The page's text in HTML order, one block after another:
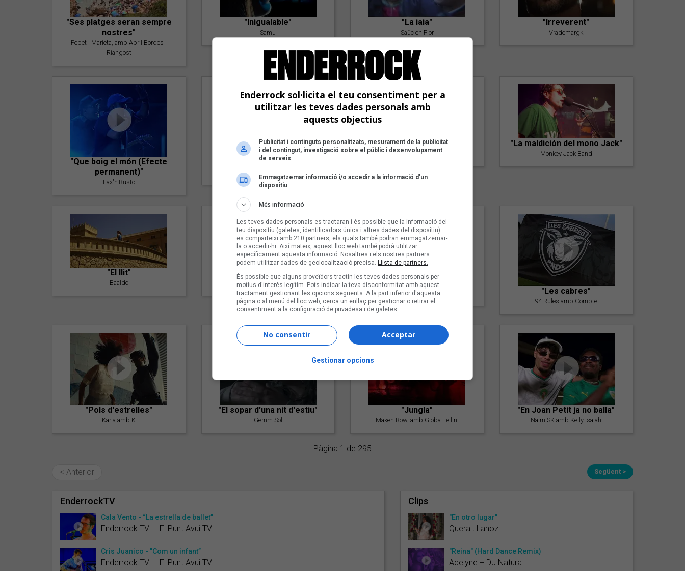
"Ses platges seran sempre
nostres"
Pepet i Marieta, amb Abril Bordes i
Riangost
"Inigualable"
Samu
"La iaia"
Saüc en Flor
"Irreverent"
Vrademargk
"Que boig el món (Efecte
permanent)"
Lax'n'Busto
"Amb tu"
"Postlude To A Kiss"
Goran Levi
"La maldición del mono Jack"
Monkey Jack Band
"El llit"
Baaldo
"Lo bueno y lo malo"
Carmen y María
"Posidònia"
Pep Álvarez amb Joan Muntaner
(Xanguito)
"Les cabres"
94 Rules amb Compte
"Pols d'estrelles"
Karla amb K
"El sopar d'una nit d'estiu"
Gemm Sol
"Jungla"
Maken Row, amb Gioba Fellini
"En Joan Petit ja no balla"
Naim SK amb Kelly Isaiah
Pàgina 1 de 295
< Anterior Següent >
EnderrockTV
Cala Vento - “La estrella de ballet”
Enderrock TV — El Punt Avui TV
Cris Juanico - "Com un infant”
Enderrock TV — El Punt Avui TV
Clips
"En otro lugar"
Queralt Lahoz
"Reina" (Hard Dance Remix)
Adelyne + DJ Natura
Enderrock sol·licita el teu consentiment per a
utilitzar les teves dades personals amb
aquests objectius
Publicitat i continguts personalitzats, mesurament de la publicitat
i del contingut, investigació sobre el públic i desenvolupament
de serveis
Emmagatzemar informació i/o accedir a la informació d’un
dispositiu
Més informació
Les teves dades personals es tractaran i és possible que la informació del
teu dispositiu (galetes, identificadors únics i altres dades del dispositiu)
es comparteixi amb 210 partners, els quals també podran emmagatzemar-
la o accedir-hi. Així mateix, aquest lloc web també podrà utilitzar
específicament aquesta informació. Nosaltres i els nostres partners
podem utilitzar dades de geolocalització precisa. Llista de partners.
És possible que alguns proveïdors tractin les teves dades personals per
motius d'interès legítim. Pots indicar la teva disconformitat amb aquest
tractament gestionant les opcions següents. A la part inferior d'aquesta
pàgina o al menú del lloc web, cerca un enllaç per gestionar o retirar el
consentiment a la configuració de privadesa i de galetes.
Acceptar
No consentir
Gestionar opcions